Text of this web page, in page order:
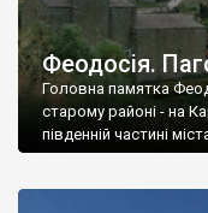
Феодосія.
Головна памятка
старому районі - на
південній частині